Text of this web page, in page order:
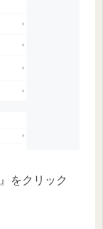
』をクリック